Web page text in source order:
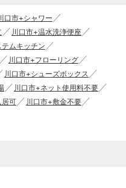
口市+シャワー
川口市+温水洗浄便座
ムキッチン
川口市+フローリング
川口市+シューズボックス
川口市+ネット使用料不要
居可
川口市+敷金不要